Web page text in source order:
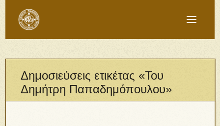
Δημοσιεύσεις ετικέτας «Του
Δημήτρη Παπαδημόπουλου»